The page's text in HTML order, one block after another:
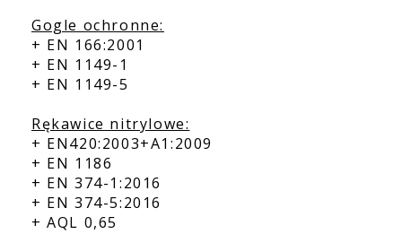
Gogle ochronne:
+ EN 166:2001
+ EN 1149-1
+ EN 1149-5
Rękawice nitrylowe:
+ EN420:2003+A1:2009
+ EN 1186
+ EN 374-1:2016
+ EN 374-5:2016
+ AQL 0,65